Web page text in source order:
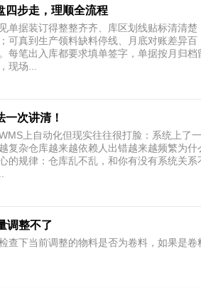
四步走，理顺全流程
单据装订得整整齐齐、库区划线贴标清清楚
可真到生产领料缺料停线、月底对账差异百
每笔出入库都要求填单签字，单据按月归档
现场...
次讲清！
上自动化但现实往往很打脸：系统上了一
复杂仓库越来越依赖人出错越来越频繁为什
的规律：仓库乱不乱，和你有没有系统关系
调整不了
查下当前调整的物料是否为卷料，如果是